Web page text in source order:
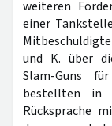
weiteren
einer
und K. über
Slam-Guns
bestellten in
Rücksprache